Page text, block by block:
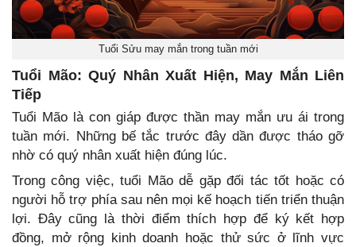
Tuổi Sửu may mắn trong tuần mới
Tuổi Mão: Quý Nhân Xuất Hiện, May Mắn Liên
Tiếp
Tuổi Mão là con giáp được thần may mắn ưu ái trong
tuần mới. Những bế tắc trước đây dần được tháo gỡ
nhờ có quý nhân xuất hiện đúng lúc.
Trong công việc, tuổi Mão dễ gặp đối tác tốt hoặc có
người hỗ trợ phía sau nên mọi kế hoạch tiến triển thuận
lợi. Đây cũng là thời điểm thích hợp để ký kết hợp
đồng, mở rộng kinh doanh hoặc thử sức ở lĩnh vực